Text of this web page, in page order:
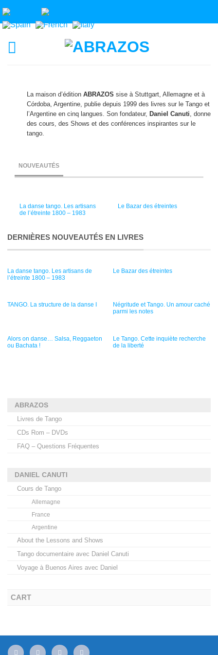
La maison d’édition ABRAZOS sise à Stuttgart, Allemagne et à
Córdoba, Argentine, publie depuis 1999 des livres sur le Tango et
l’Argentine en cinq langues. Son fondateur, Daniel Canuti, donne
des cours, des Shows et des conférences inspirantes sur le
tango.
NOUVEAUTÉS
La danse tango. Les artisans
de l’étreinte 1800 – 1983
Le Bazar des étreintes
DERNIÈRES NOUVEAUTÉS EN LIVRES
La danse tango. Les artisans de
l’étreinte 1800 – 1983
Le Bazar des étreintes
TANGO. La structure de la danse I
Négritude et Tango. Un amour caché
parmi les notes
Alors on danse… Salsa, Reggaeton
ou Bachata !
Le Tango. Cette inquiète recherche
de la liberté
ABRAZOS
Livres de Tango
CDs Rom – DVDs
FAQ – Questions Fréquentes
DANIEL CANUTI
Cours de Tango
Allemagne
France
Argentine
About the Lessons and Shows
Tango documentaire avec Daniel Canuti
Voyage à Buenos Aires avec Daniel
CART
mail facebookyoutube instagram